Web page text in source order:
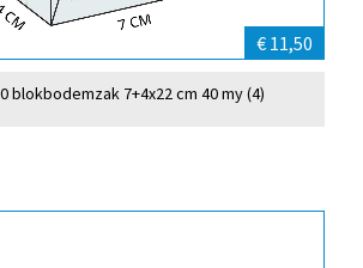
€ 11,50
blokbodemzak 7+4x22 cm 40 my (4)